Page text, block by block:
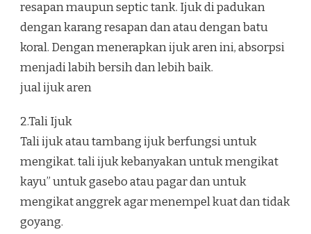
resapan maupun septic tank. Ijuk di padukan
dengan karang resapan dan atau dengan batu
koral. Dengan menerapkan ijuk aren ini, absorpsi
menjadi labih bersih dan lebih baik.
jual ijuk aren
2.Tali Ijuk
Tali ijuk atau tambang ijuk berfungsi untuk
mengikat. tali ijuk kebanyakan untuk mengikat
kayu” untuk gasebo atau pagar dan untuk
mengikat anggrek agar menempel kuat dan tidak
goyang.